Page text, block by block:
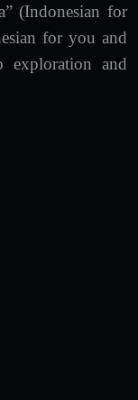
(Indonesian for
for you and
exploration and